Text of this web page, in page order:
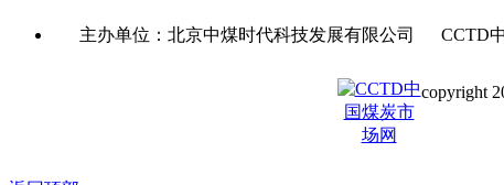
主办单位：北京中煤时代科技发展有限公司
copyright